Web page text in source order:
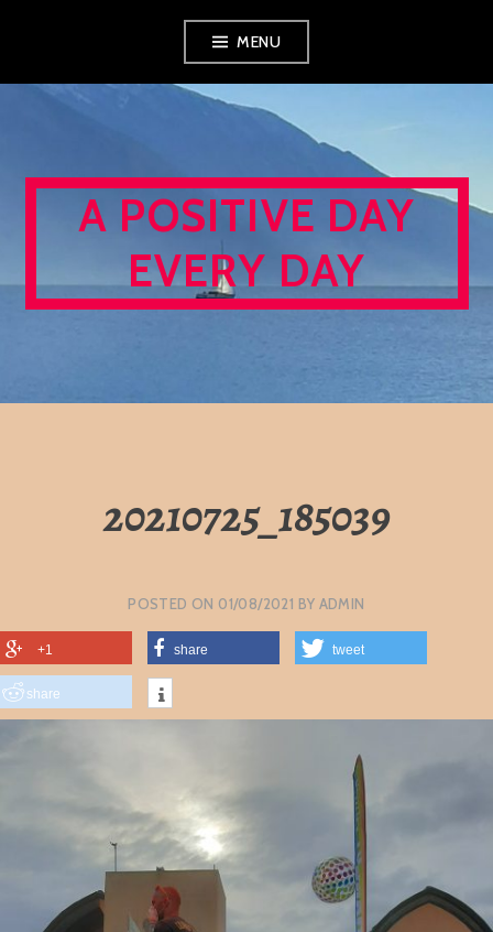
content
MENU
A POSITIVE DAY
EVERY DAY
20210725_185039
POSTED ON 01/08/2021 BY ADMIN
+1 share tweet
share